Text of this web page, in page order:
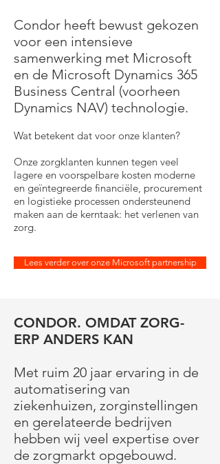
Condor heeft bewust gekozen
voor een intensieve
samenwerking met Microsoft
en de Microsoft Dynamics 365
Business Central (voorheen
Dynamics NAV) technologie.
Wat betekent dat voor onze klanten?
Onze zorgklanten kunnen tegen veel
lagere en voorspelbare kosten moderne
en geïntegreerde financiële, procurement
en logistieke processen ondersteunend
maken aan de kerntaak: het verlenen van
zorg.
Lees verder over onze Microsoft partnership
Met ruim 20 jaar ervaring in de
automatisering van
ziekenhuizen, zorginstellingen
en gerelateerde bedrijven
hebben wij veel expertise over
de zorgmarkt opgebouwd.
CONDOR. OMDAT ZORG-
ERP ANDERS KAN